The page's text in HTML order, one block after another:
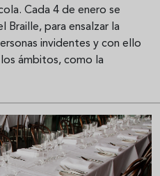
Cada 4 de enero se
Braille, para ensalzar la
invidentes y con ello
ámbitos, como la